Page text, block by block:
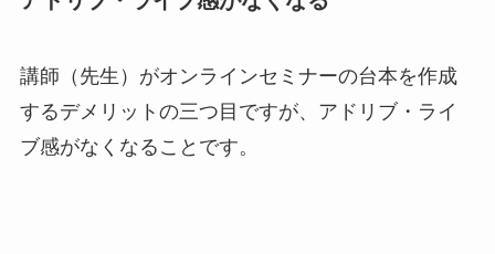
講師（先生）がオンラインセミナーの台本を作成
するデメリットの三つ目ですが、アドリブ・ライ
ブ感がなくなることです。